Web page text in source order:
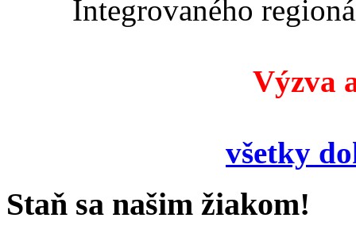
Integrovaného
Výzva
všetky
Staň sa našim žiakom!